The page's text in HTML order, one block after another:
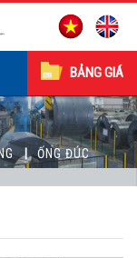
BẢNG GIÁ
ỐNG ĐÚC